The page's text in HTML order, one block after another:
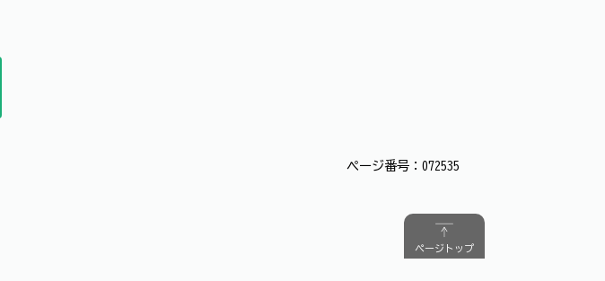
ページ番号：072535
ページトップ